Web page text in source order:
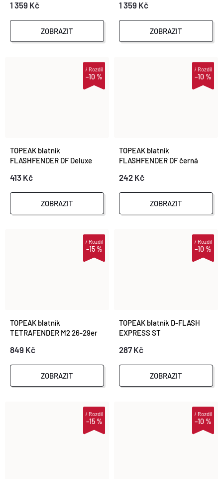
1 359 Kč
ZOBRAZIT
1 359 Kč
ZOBRAZIT
–10 %
iRozdíl
TOPEAK blatník
FLASHFENDER DF Deluxe
413 Kč
ZOBRAZIT
–10 %
iRozdíl
TOPEAK blatník
FLASHFENDER DF černá
242 Kč
ZOBRAZIT
–15 %
iRozdíl
TOPEAK blatník
TETRAFENDER M2 26-29er
849 Kč
ZOBRAZIT
–10 %
iRozdíl
TOPEAK blatník D-FLASH
EXPRESS ST
287 Kč
ZOBRAZIT
–15 %
iRozdíl
–10 %
iRozdíl